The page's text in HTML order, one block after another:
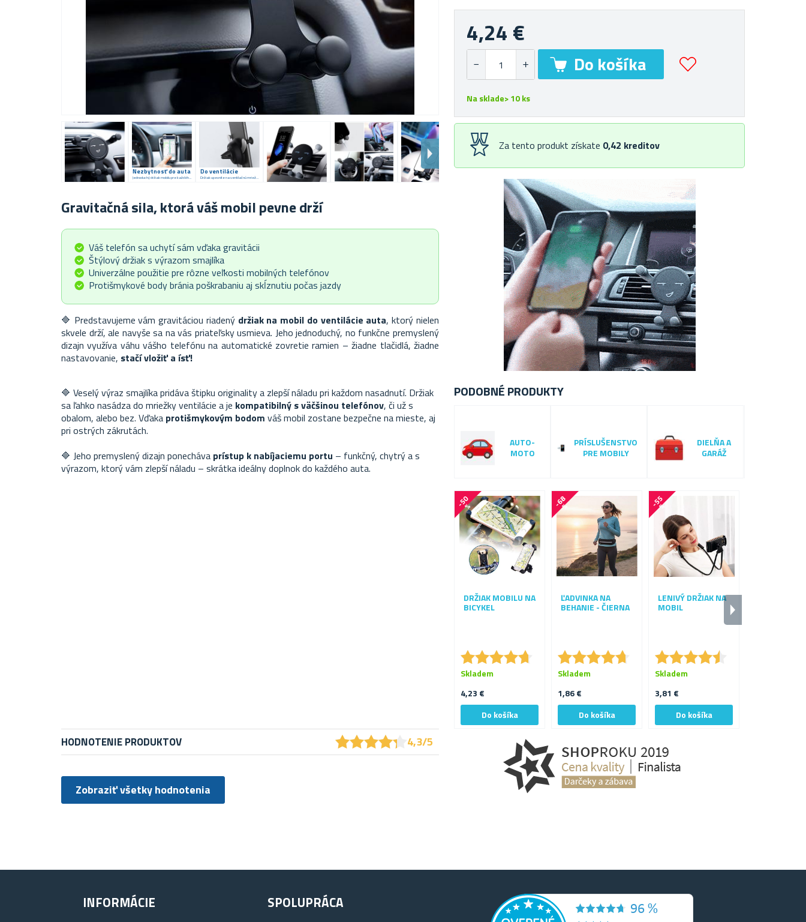
Nezbytnosť do auta
Jednoduchý držiak mobilu pre každého vodiča
Do ventilácie
Držiak upevnite na ventilačnú mriežku
4,24 €
Na sklade> 10 ks
Za tento produkt získate 0,42 kreditov
Gravitačná sila, ktorá váš mobil pevne drží
Váš telefón sa uchytí sám vďaka gravitácii
Štýlový držiak s výrazom smajlíka
Univerzálne použitie pre rôzne veľkosti mobilných telefónov
Protišmykové body bránia poškrabaniu aj skĺznutiu počas jazdy
🔷 Predstavujeme vám gravitáciou riadený držiak na mobil do ventilácie auta, ktorý nielen
skvele drží, ale navyše sa na vás priateľsky usmieva. Jeho jednoduchý, no funkčne premyslený
dizajn využíva váhu vášho telefónu na automatické zovretie ramien – žiadne tlačidlá, žiadne
nastavovanie, stačí vložiť a ísť!
🔷 Veselý výraz smajlíka pridáva štipku originality a zlepší náladu pri každom nasadnutí. Držiak
sa ľahko nasádza do mriežky ventilácie a je kompatibilný s väčšinou telefónov, či už s
obalom, alebo bez. Vďaka protišmykovým bodom váš mobil zostane bezpečne na mieste, aj
pri ostrých zákrutách.
🔷 Jeho premyslený dizajn ponecháva prístup k nabíjaciemu portu – funkčný, chytrý a s
výrazom, ktorý vám zlepší náladu – skrátka ideálny doplnok do každého auta.
PODOBNÉ PRODUKTY
AUTO-
MOTO
PRÍSLUŠENSTVO
PRE MOBILY
DIELŇA A
GARÁŽ
-
5
0
%
DRŽIAK MOBILU NA
BICYKEL
★★★★★
★★★★★
4,23 €
Skladem
-
6
8
%
ĽADVINKA NA
BEHANIE - ČIERNA
★★★★★
★★★★★
1,86 €
Skladem
-
5
5
%
LENIVÝ DRŽIAK NA
MOBIL
★★★★★
★★★★★
3,81 €
Skladem
HODNOTENIE PRODUKTOV ★★★★★
★★★★★ 4,3/5
Zobraziť všetky hodnotenia
INFORMÁCIE SPOLUPRÁCA